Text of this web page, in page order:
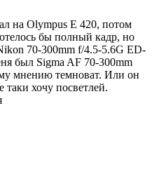
на Olympus E 420, потом
бы полный кадр, но
70-300mm f/4.5-5.6G ED-
был Sigma AF 70-300mm
мнению темноват. Или он
таки хочу посветлей.